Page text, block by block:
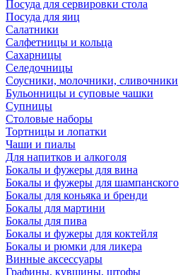
Посуда для сервировки стола
Посуда для яиц
Салатники
Салфетницы и кольца
Сахарницы
Селедочницы
Соусники, молочники, сливочники
Бульонницы и суповые чашки
Супницы
Столовые наборы
Тортницы и лопатки
Чаши и пиалы
Для напитков и алкоголя
Бокалы и фужеры для вина
Бокалы и фужеры для шампанского
Бокалы для коньяка и бренди
Бокалы для мартини
Бокалы для пива
Бокалы и фужеры для коктейля
Бокалы и рюмки для ликера
Винные аксессуары
Графины, кувшины, штофы